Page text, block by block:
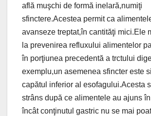
află muşchi de formă inelară,numiţi
sfinctere.Acestea permit ca
avanseze treptat,în cantităţi mici.Ele
la prevenirea refluxului alimentelor
în porţiunea precedentă a trctului
exemplu,un asemenea sfincter este
capătul inferior al esofagului.Acesta
strâns după ce alimentele au ajuns
încât conţinutul gastric nu se mai